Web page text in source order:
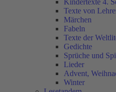
Kindertexte 4.
Texte von
Märchen
Fabeln
Texte der
Gedichte
Sprüche und
Lieder
Advent,
Winter